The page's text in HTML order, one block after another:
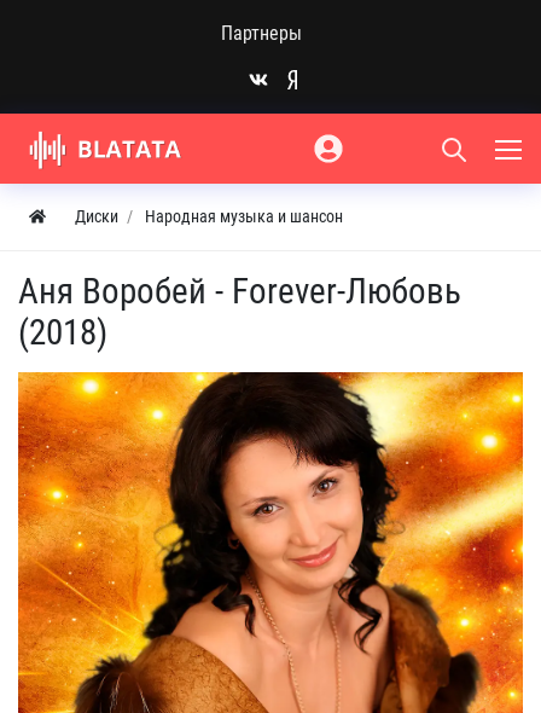
Партнеры
Диски Народная музыка и шансон
Аня Воробей - Forever-Любовь
(2018)